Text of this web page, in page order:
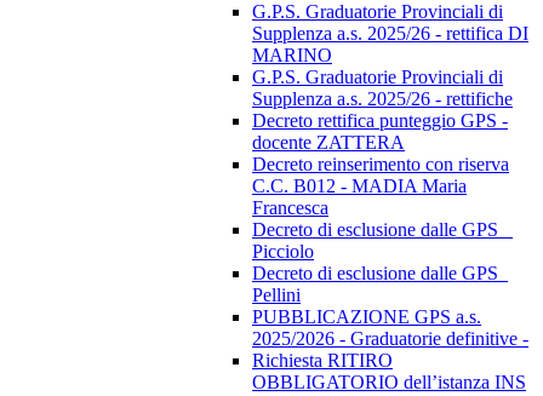
G.P.S. Graduatorie Provinciali di
Supplenza a.s. 2025/26 - rettifica DI
MARINO
G.P.S. Graduatorie Provinciali di
Supplenza a.s. 2025/26 - rettifiche
Decreto rettifica punteggio GPS -
docente ZATTERA
Decreto reinserimento con riserva
C.C. B012 - MADIA Maria
Francesca
Decreto di esclusione dalle GPS _
Picciolo
Decreto di esclusione dalle GPS_
Pellini
PUBBLICAZIONE GPS a.s.
2025/2026 - Graduatorie definitive -
Richiesta RITIRO
OBBLIGATORIO dell’istanza INS